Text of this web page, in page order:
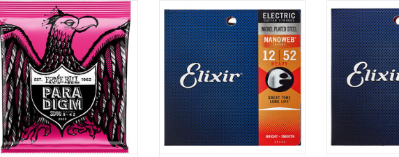
Paradigm Slinkys sind die
reißfestesten Saiten überhaupt –
GARANTIERT.
Paradigm Electric Slinky Saiten
bieten eine beispiellose
Festigkeit und Langlebigkeit bei
100% Slinky-Ton und -Spielgefühl.
Ernie Balls ultra-hochfester Stahl
ist industrieweit führe
ZUM WARENKORB HINZUFÜGEN
Beschichtete Saiten für
Elektrikgitarre
Heavy - 12152
NANOWEB
Nickel Plated Steel
Stärke: 12-52
Nickel